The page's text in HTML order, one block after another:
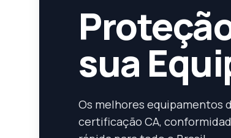
sua
Os melhores equipamentos
certificação CA,